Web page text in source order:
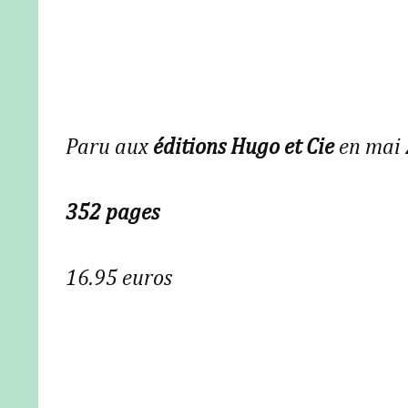
Paru aux éditions Hugo et Cieen mai
352 pages
16.95 euros